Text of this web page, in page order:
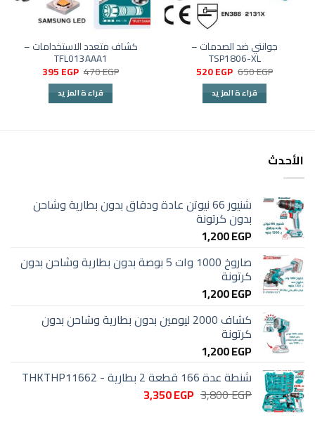
جوانتي ضد الصدمات –
TSP1806-XL
650EGP السعر
الأصلي
هو:
650 EGP.
520EGP السعر
الحالي
قراءة المزيد
كشاف متعدد الاستخدامات –
TFL013AAA1
470EGP السعر
الأصلي
هو:
470 EGP.
395EGP
قراءة المزيد
الأحدث
شنيور 66 نيوتن عادة ودقاق بدون بطارية وشاحن
بدون كرتونة
1,200EGP
صاروخ 1000 وات 5 بوصة بدون بطارية وشاحن بدون
كرتونة
1,200EGP
كشاف 2000 ليومين بدون بطارية وشاحن بدون
كرتونة
1,200EGP
شنطة عدة 166 قطعة 2 بطارية - THKTHP11662
3,800EGP السعر3,350EGP السعر